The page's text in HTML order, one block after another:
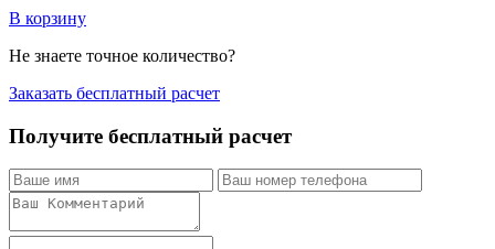
В корзину
Не знаете точное количество?
Заказать бесплатный расчет
Получите бесплатный расчет